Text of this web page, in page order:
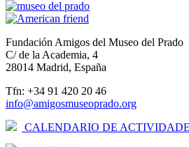
Fundación Amigos del Museo del Prado
C/ de la Academia, 4
28014 Madrid, España
Tfn: +34 91 420 20 46
info@amigosmuseoprado.org
CALENDARIO DE